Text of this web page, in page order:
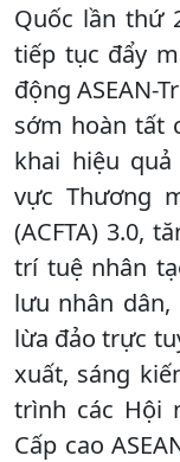
Quốc lần thứ
tiếp tục đẩy
động ASEAN-
sớm hoàn tất
khai hiệu
vực Thương
(ACFTA) 3.0,
trí tuệ nhân
lưu nhân
lừa đảo trực
xuất, sáng
trình các Hội
Cấp cao